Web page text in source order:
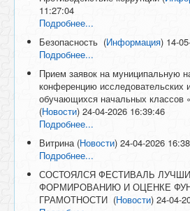
11:27:04
Подробнее...
Безопасность (Информация) 14-
Подробнее...
Прием заявок на муниципальную
конференцию исследовательских
обучающихся начальных классов
(Новости) 24-04-2026 16:39:46
Подробнее...
Витрина (Новости) 24-04-2026
Подробнее...
СОСТОЯЛСЯ ФЕСТИВАЛЬ
ФОРМИРОВАНИЮ И ОЦЕНКЕ
ГРАМОТНОСТИ (Новости) 24-04-